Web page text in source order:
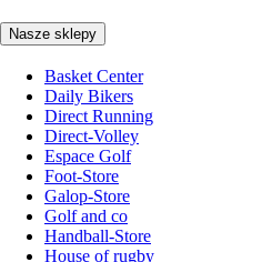
Nasze sklepy
Basket Center
Daily Bikers
Direct Running
Direct-Volley
Espace Golf
Foot-Store
Galop-Store
Golf and co
Handball-Store
House of rugby